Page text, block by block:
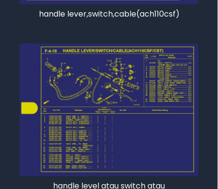
handle lever,switch,cable(ach110csf)
handle level atau switch atau